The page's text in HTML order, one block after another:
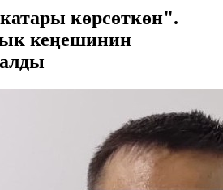
көрсөткөн".
кеңешинин